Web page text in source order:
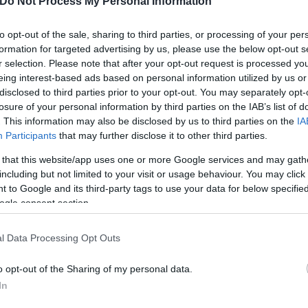
opt-out of the sale, sharing to third parties, or processing of your
for targeted advertising by us, please use the below opt-out
selection. Please note that after your opt-out request is processed
interest-based ads based on personal information utilized by us
to third parties prior to your opt-out. You may separately
of your personal information by third parties on the IAB’s list of
This information may also be disclosed by us to third parties on the
Participants that may further disclose it to other third parties.
that this website/app uses one or more Google services and may
but not limited to your visit or usage behaviour. You may
to Google and its third-party tags to use your data for below
consent section.
Data Processing Opt Outs
opt-out of the Sharing of my personal data.
την αντιμετώπισή μου
Κώστας Μπιζάς.
Γιώργος
Διάκος